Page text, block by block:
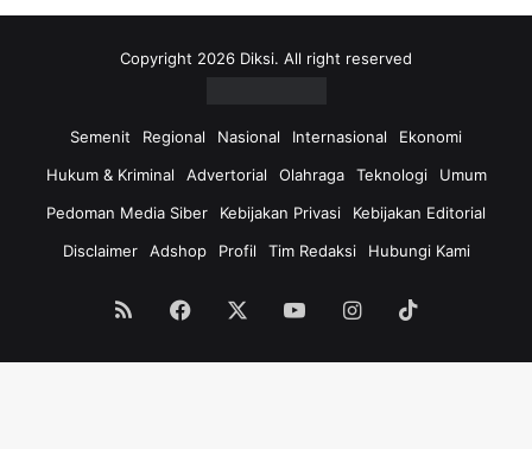
Copyright 2026 Diksi. All right reserved
Semenit Regional Nasional Internasional
Ekonomi
Hukum & Kriminal
Advertorial Olahraga Teknologi
Umum
Pedoman Media Siber
Kebijakan Privasi
Kebijakan Editorial
Disclaimer
Adshop Profil Tim Redaksi Hubungi Kami
RSS Facebook YouTubeInstagram